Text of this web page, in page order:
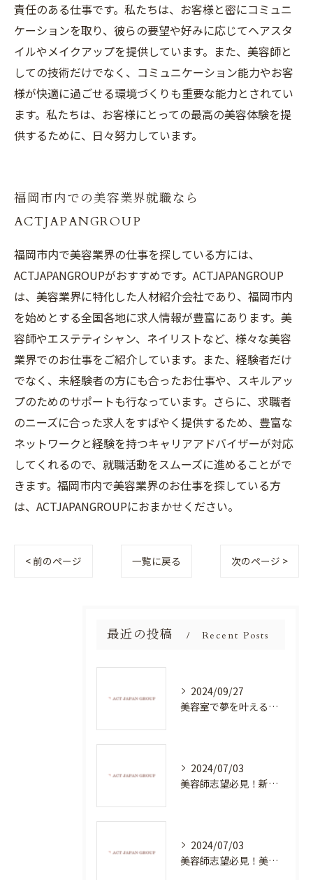
責任のある仕事です。私たちは、お客様と密にコミュニ
ケーションを取り、彼らの要望や好みに応じてヘアスタ
イルやメイクアップを提供しています。また、美容師と
しての技術だけでなく、コミュニケーション能力やお客
様が快適に過ごせる環境づくりも重要な能力とされてい
ます。私たちは、お客様にとっての最高の美容体験を提
供するために、日々努力しています。
福岡市内での美容業界就職なら
ACTJAPANGROUP
福岡市内で美容業界の仕事を探している方には、
ACTJAPANGROUPがおすすめです。ACTJAPANGROUP
は、美容業界に特化した人材紹介会社であり、福岡市内
を始めとする全国各地に求人情報が豊富にあります。美
容師やエステティシャン、ネイリストなど、様々な美容
業界でのお仕事をご紹介しています。また、経験者だけ
でなく、未経験者の方にも合ったお仕事や、スキルアッ
プのためのサポートも行なっています。さらに、求職者
のニーズに合った求人をすばやく提供するため、豊富な
ネットワークと経験を持つキャリアアドバイザーが対応
してくれるので、就職活動をスムーズに進めることがで
きます。福岡市内で美容業界のお仕事を探している方
は、ACTJAPANGROUPにおまかせください。
< 前のページ 一覧に戻る 次のページ >
最近の投稿 Recent Posts
2024/09/27
美容室で夢を叶える！自分を磨く新たなチャンス
2024/07/03
美容師志望必見！新たな価値を創造する美容室でハイレベルな技術を学べる環境
2024/07/03
美容師志望必見！美容室NEWSTANDARDで最高のスキルアップを目指そう！